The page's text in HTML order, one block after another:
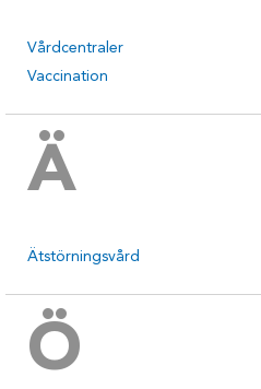
Vårdcentraler
Vaccination
Ä
Ätstörningsvård
Ö